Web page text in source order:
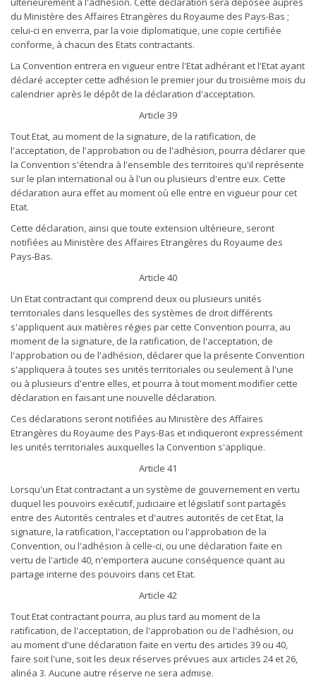
du Ministère des Affaires Etrangères du Royaume des Pays-Bas ;
celui-ci en enverra, par la voie diplomatique, une copie certifiée
conforme, à chacun des Etats contractants.
La Convention entrera en vigueur entre l'Etat adhérant et l'Etat ayant
déclaré accepter cette adhésion le premier jour du troisième mois du
calendrier après le dépôt de la déclaration d'acceptation.
Article 39
Tout Etat, au moment de la signature, de la ratification, de
l'acceptation, de l'approbation ou de l'adhésion, pourra déclarer que
la Convention s'étendra à l'ensemble des territoires qu'il représente
sur le plan international ou à l'un ou plusieurs d'entre eux. Cette
déclaration aura effet au moment où elle entre en vigueur pour cet
Etat.
Cette déclaration, ainsi que toute extension ultérieure, seront
notifiées au Ministère des Affaires Etrangères du Royaume des
Pays-Bas.
Article 40
Un Etat contractant qui comprend deux ou plusieurs unités
territoriales dans lesquelles des systèmes de droit différents
s'appliquent aux matières régies par cette Convention pourra, au
moment de la signature, de la ratification, de l'acceptation, de
l'approbation ou de l'adhésion, déclarer que la présente Convention
s'appliquera à toutes ses unités territoriales ou seulement à l'une
ou à plusieurs d'entre elles, et pourra à tout moment modifier cette
déclaration en faisant une nouvelle déclaration.
Ces déclarations seront notifiées au Ministère des Affaires
Etrangères du Royaume des Pays-Bas et indiqueront expressément
les unités territoriales auxquelles la Convention s'applique.
Article 41
Lorsqu'un Etat contractant a un système de gouvernement en vertu
duquel les pouvoirs exécutif, judiciaire et législatif sont partagés
entre des Autorités centrales et d'autres autorités de cet Etat, la
signature, la ratification, l'acceptation ou l'approbation de la
Convention, ou l'adhésion à celle-ci, ou une déclaration faite en
vertu de l'article 40, n'emportera aucune conséquence quant au
partage interne des pouvoirs dans cet Etat.
Article 42
Tout Etat contractant pourra, au plus tard au moment de la
ratification, de l'acceptation, de l'approbation ou de l'adhésion, ou
au moment d'une déclaration faite en vertu des articles 39 ou 40,
faire soit l'une, soit les deux réserves prévues aux articles 24 et 26,
alinéa 3. Aucune autre réserve ne sera admise.